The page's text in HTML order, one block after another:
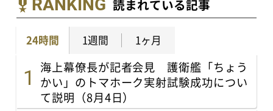
RANKING 読まれている記事
24時間 1週間 1ヶ月
海上幕僚長が記者会見 護衛艦「ちょう
かい」のトマホーク実射試験成功につい
て説明（8月4日）